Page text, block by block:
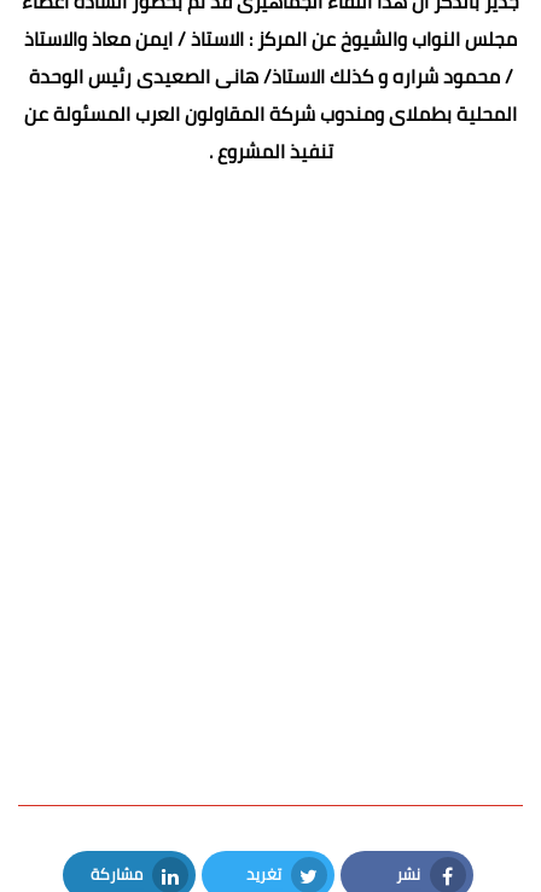
مجلس النواب والشيوخ عن المركز : الاستاذ / ايمن معاذ والاستاذ
/ محمود شراره و كذلك الاستاذ/ هانى الصعيدى رئيس الوحدة
المحلية بطملاى ومندوب شركة المقاولون العرب المسئولة عن
تنفيذ المشروع .
نشر تغريد مشاركة